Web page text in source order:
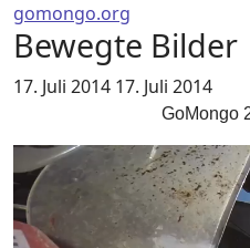
gomongo.org
Bewegte Bilder
17. Juli 2014 17. Juli 2014
GoMongo